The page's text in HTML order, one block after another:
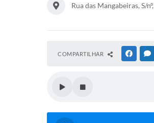
Rua das Mangabeiras, S/
COMPARTILHAR